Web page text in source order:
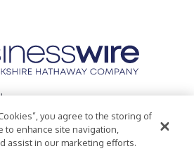
Policy
Accessibility Statement
you agree to the storing of
to enhance site navigation,
assist in our marketing efforts.